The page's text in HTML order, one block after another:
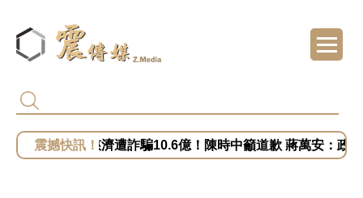
濟遭詐騙10.6億！陳時中籲道歉 蔣萬安：政府當時未買夠疫苗